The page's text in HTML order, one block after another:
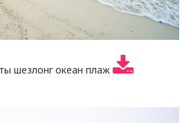
шезлонг океан плаж